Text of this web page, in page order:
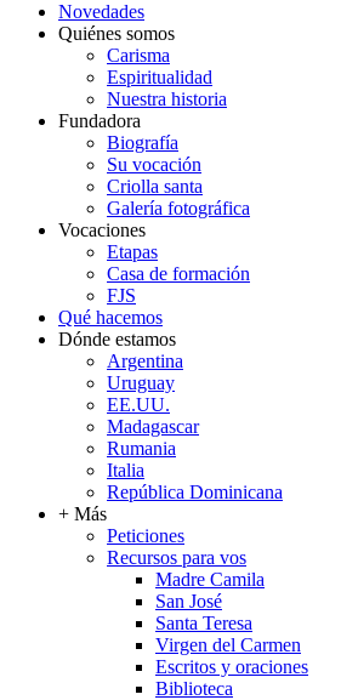
Novedades
Quiénes somos
Carisma
Espiritualidad
Nuestra historia
Fundadora
Biografía
Su vocación
Criolla santa
Galería fotográfica
Vocaciones
Etapas
Casa de formación
FJS
Qué hacemos
Dónde estamos
Argentina
Uruguay
EE.UU.
Madagascar
Rumania
Italia
República Dominicana
+ Más
Peticiones
Recursos para vos
Madre Camila
San José
Santa Teresa
Virgen del Carmen
Escritos y oraciones
Biblioteca